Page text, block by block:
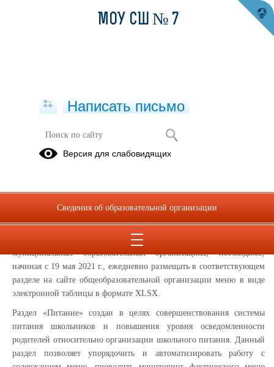
Питание FOOD
автоматического мониторинга и анализа ежедневного меню
горячего питания обучающихся по образовательным программам
начального общего образования в государственных и
муниципальных образовательных организациях, необходимо,
начиная с 19 мая 2021 г., ежедневно размещать в соответствующем
разделе на сайте общеобразовательной организации меню в виде
электронной таблицы в формате XLSX.
Раздел «Питание» создан в целях совершенствования системы
питания школьников и повышения уровня осведомленности
родителей относительно организации школьного питания. Данный
раздел позволяет упорядочить и автоматизировать работу с
МОУ СШ № 7
Написать письмо
Версия для слабовидящих
Сведения об образовательной организации